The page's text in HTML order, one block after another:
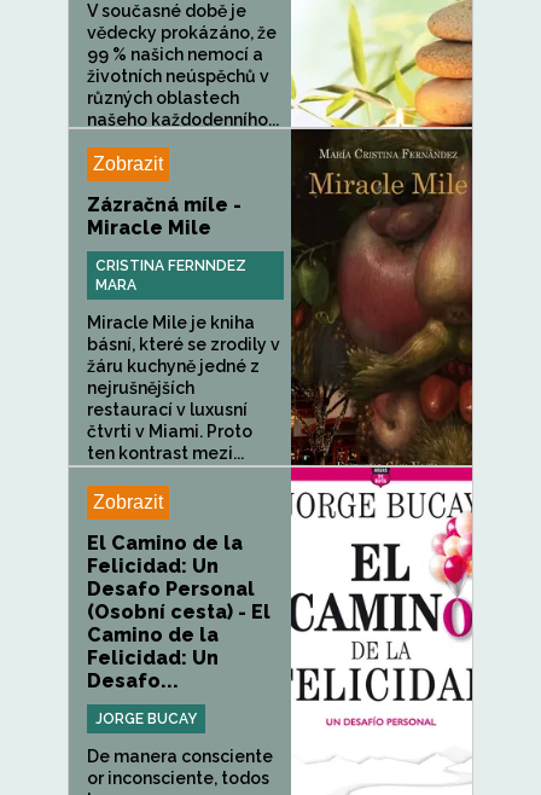
V současné době je
vědecky prokázáno, že
99 % našich nemocí a
životních neúspěchů v
různých oblastech
našeho každodenního...
Zobrazit
Zázračná míle -
Miracle Mile
CRISTINA FERNNDEZ
MARA
Miracle Mile je kniha
básní, které se zrodily v
žáru kuchyně jedné z
nejrušnějších
restaurací v luxusní
čtvrti v Miami. Proto
ten kontrast mezi...
Zobrazit
El Camino de la
Felicidad: Un
Desafo Personal
(Osobní cesta) - El
Camino de la
Felicidad: Un
Desafo...
JORGE BUCAY
De manera consciente
or inconsciente, todos